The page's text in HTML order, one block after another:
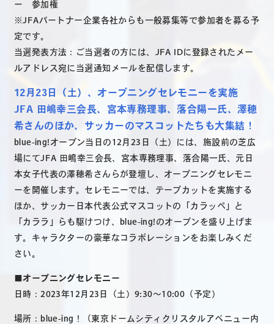
ー 参加権
※JFAパートナー企業各社からも一般募集等で参加者を募る予
定です。
当選発表方法：ご当選者の方には、JFA IDに登録されたメー
ルアドレス宛に当選通知メールを配信します。
12月23日（土）、オープニングセレモニーを実施
JFA 田嶋幸三会長、宮本専務理事、落合陽一氏、澤穂
希さんのほか、サッカーのマスコットたちも大集結！
blue-ing!オープン当日の12月23日（土）には、施設前の芝広
場にてJFA 田嶋幸三会長、宮本専務理事、落合陽一氏、元日
本女子代表の澤穂希さんらが登壇し、オープニングセレモニ
ーを開催します。セレモニーでは、テープカットを実施する
ほか、サッカー日本代表公式マスコットの「カラッペ」と
「カララ」らも駆けつけ、blue-ing!のオープンを盛り上げま
す。キャラクターの豪華なコラボレーションをお楽しみくだ
さい。
■オープニングセレモニー
日時：2023年12月23日（土）9:30～10:00（予定）
場所：blue-ing！（東京ドームシティクリスタルアベニュー内